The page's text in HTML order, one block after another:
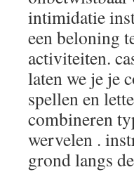
intimidatie
een ​​beloning
activiteiten.
laten we je je
spellen en
combineren
wervelen .
grond langs